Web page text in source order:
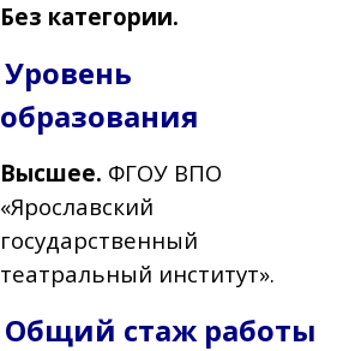
Без категории.
Уровень
образования
Выcшее. ФГОУ ВПО
«Ярославский
государственный
театральный институт».
Общий стаж работы